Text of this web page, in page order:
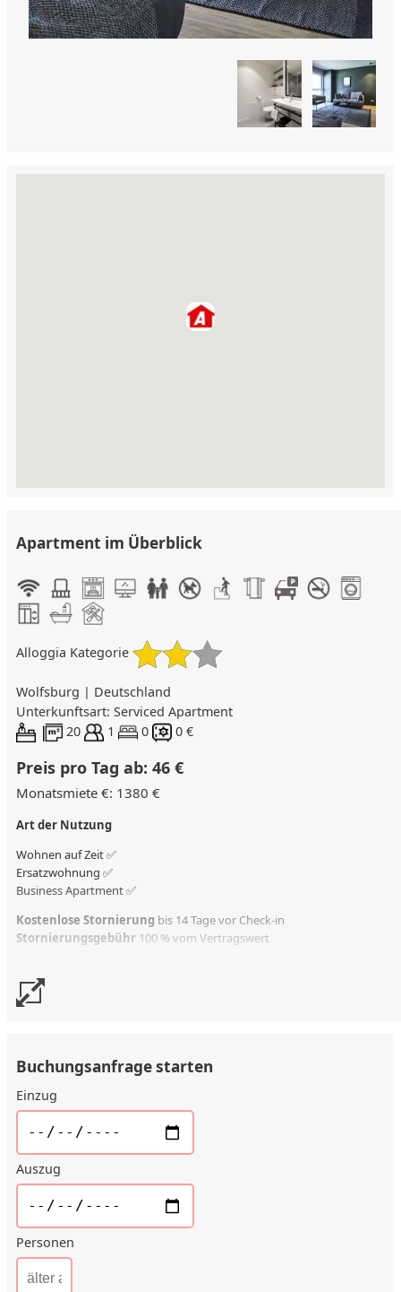
Apartment im Überblick
Alloggia Kategorie
Wolfsburg | Deutschland
Unterkunftsart: Serviced Apartment
20
1 0 0 €
Preis pro Tag ab: 46 €
Monatsmiete €: 1380 €
Art der Nutzung
Wohnen auf Zeit ✅
Ersatzwohnung ✅
Business Apartment ✅
Kostenlose Stornierung bis 14 Tage vor Check-in
Stornierungsgebühr 100 % vom Vertragswert
Buchungsanfrage starten
Einzug
Auszug
Personen